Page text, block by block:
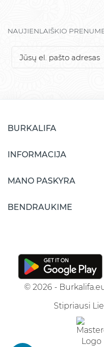
NAUJIENLAIŠKIO
BURKALIFA
INFORMACIJA
MANO PASKYRA
BENDRAUKIME
© 2026 -
Stipriausi